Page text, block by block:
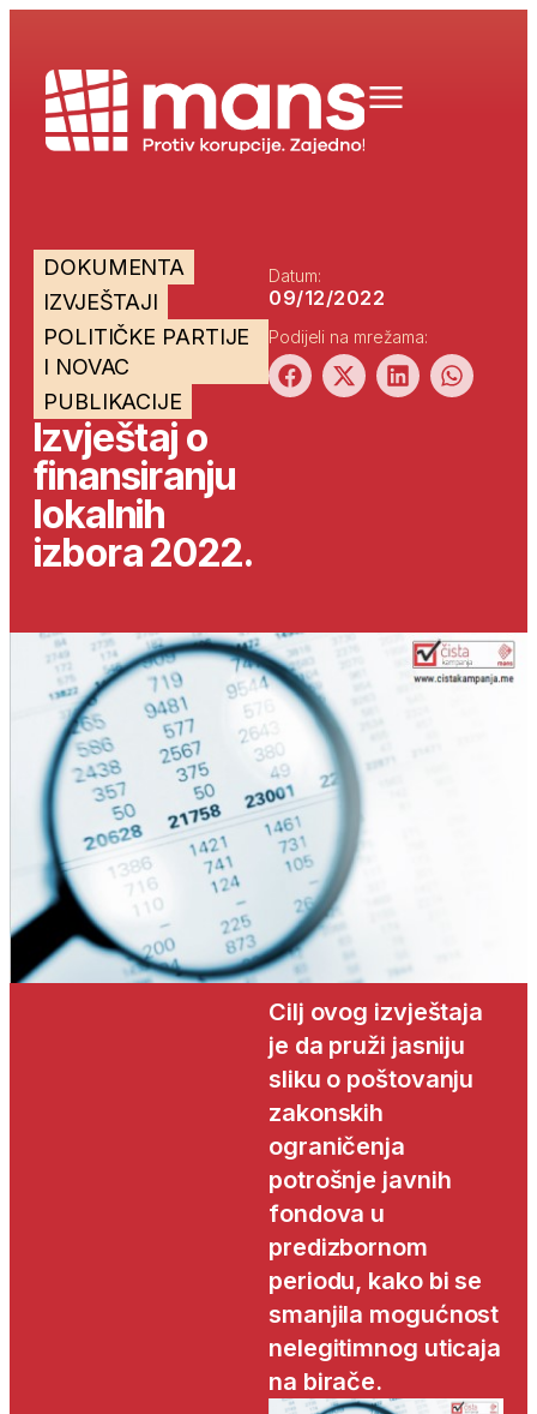
DOKUMENTA
IZVJEŠTAJI
POLITIČKE PARTIJE
I NOVAC
PUBLIKACIJE
Izvještaj o
finansiranju
lokalnih
izbora 2022.
Datum:
09/12/2022
Podijeli na mrežama:
Cilj ovog izvještaja
je da pruži jasniju
sliku o poštovanju
zakonskih
ograničenja
potrošnje javnih
fondova u
predizbornom
periodu, kako bi se
smanjila mogućnost
nelegitimnog uticaja
na birače.